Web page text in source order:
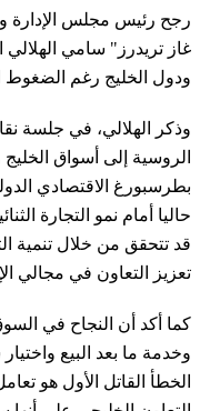
رجح رئيس مجلس الإدارة
غاز تريدرز" سامي الهلالي
ودول الخليج رغم الضغوط
وذكر الهلالي، في جلسة
الروسية إلى أسواق
بطرسبورغ الاقتصادي
حاليا أمام نمو التجارة
قد تتحقق من خلال تنمية
تعزيز التعاون في مجالي
كما أكد أن النجاح في
وخدمة ما بعد البيع
الخطأ القاتل الأول هو